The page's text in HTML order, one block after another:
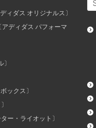
ィダス オリジナルス〕
アディダス パフォーマ
ックス〕
ー・ライオット〕